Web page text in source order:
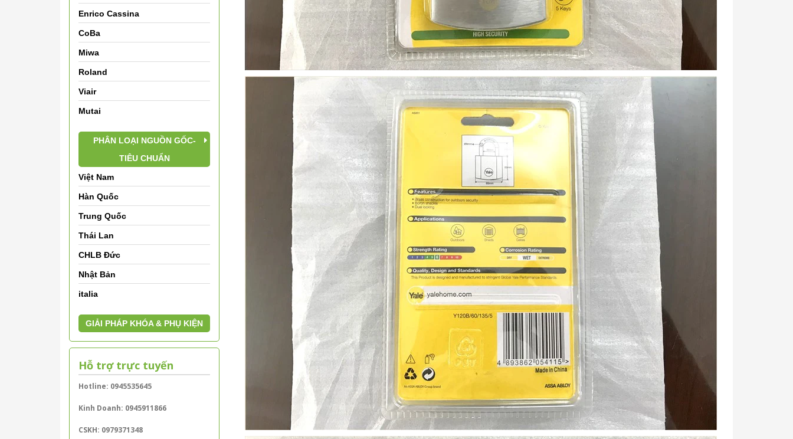
Enrico Cassina
CoBa
Miwa
Roland
Viair
Mutai
PHÂN LOẠI NGUỒN GỐC-
TIÊU CHUẨN
Việt Nam
Hàn Quốc
Trung Quốc
Thái Lan
CHLB Đức
Nhật Bản
italia
GIẢI PHÁP KHÓA & PHỤ KIỆN
Hỗ trợ trực tuyến
Hotline: 0945535645
Kinh Doanh: 0945911866
CSKH: 0979371348